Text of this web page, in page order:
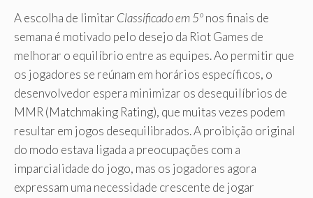
A escolha de limitar Classificado em 5ºnos finais de
semana é motivado pelo desejo da Riot Games de
melhorar o equilíbrio entre as equipes. Ao permitir que
os jogadores se reúnam em horários específicos, o
desenvolvedor espera minimizar os desequilíbrios de
MMR (Matchmaking Rating), que muitas vezes podem
resultar em jogos desequilibrados. A proibição original
do modo estava ligada a preocupações com a
imparcialidade do jogo, mas os jogadores agora
expressam uma necessidade crescente de jogar